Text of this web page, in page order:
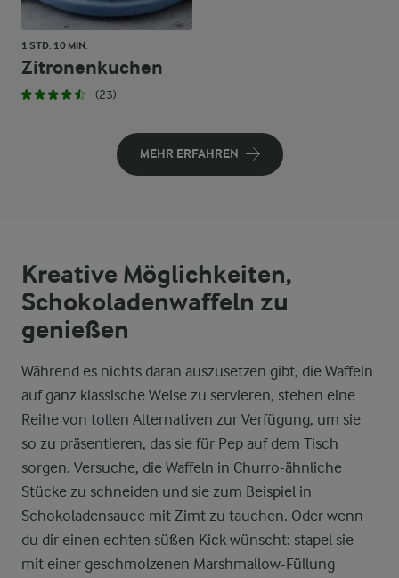
1 STD. 10 MIN.
Zitronenkuchen
(23)
MEHR ERFAHREN
Kreative Möglichkeiten,
Schokoladenwaffeln zu
genießen
Während es nichts daran auszusetzen gibt, die Waffeln
auf ganz klassische Weise zu servieren, stehen eine
Reihe von tollen Alternativen zur Verfügung, um sie
so zu präsentieren, das sie für Pep auf dem Tisch
sorgen. Versuche, die Waffeln in Churro-ähnliche
Stücke zu schneiden und sie zum Beispiel in
Schokoladensauce mit Zimt zu tauchen. Oder wenn
du dir einen echten süßen Kick wünscht: stapel sie
mit einer geschmolzenen Marshmallow-Füllung